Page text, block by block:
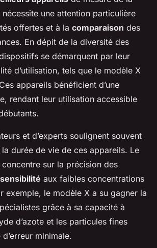
nécessite une attention particulière
offertes et à la comparaison des
En dépit de la diversité des
se démarquent par leur
d’utilisation, tels que le modèle X
appareils bénéficient d’une
rendant leur utilisation accessible
et d’experts soulignent souvent
durée de vie de ces appareils. Le
sur la précision des
sensibilité aux faibles concentrations
exemple, le modèle X a su gagner la
grâce à sa capacité à
d’azote et les particules fines
minimale.